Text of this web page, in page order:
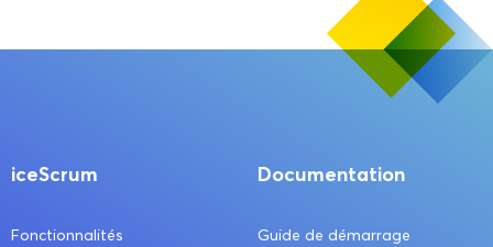
iceScrum
Fonctionnalités
Documentation
Guide de démarrage